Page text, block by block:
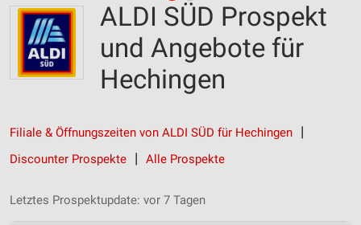
ALDI SÜD Prospekt
und Angebote für
Hechingen
Filiale & Öffnungszeiten von ALDI SÜD für Hechingen
Discounter Prospekte
Alle Prospekte
Letztes Prospektupdate: vor 7 Tagen